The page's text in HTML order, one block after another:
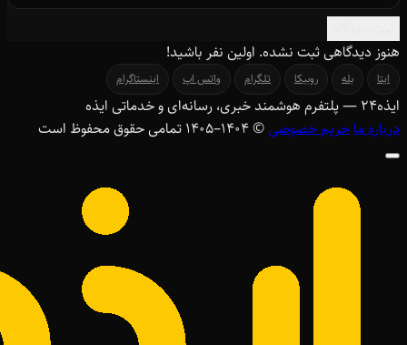
هنوز دیدگاهی ثبت نشده. اولین نفر باشید!
ایتا بله روبیکا تلگرام واتس اپ اینستاگرام
ایذه۲۴ — پلتفرم هوشمند خبری، رسانه‌ای و خدماتی ایذه
درباره ماحریم خصوصی© ۱۴۰۴–1405 تمامی حقوق محفوظ است